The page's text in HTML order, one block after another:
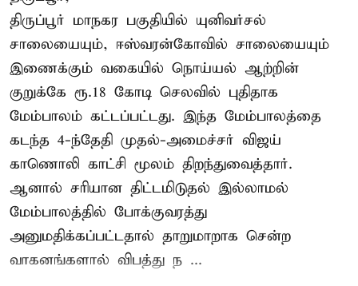
திருப்பூர் மாநகர பகுதியில் யுனிவர்சல்
சாலையையும், ஈஸ்வரன்கோவில் சாலையையும்
இணைக்கும் வகையில் நொய்யல் ஆற்றின்
குறுக்கே ரூ.18 கோடி செலவில் புதிதாக
மேம்பாலம் கட்டப்பட்டது. இந்த மேம்பாலத்தை
கடந்த 4-ந்தேதி முதல்-அமைச்சர் விஜய்
காணொலி காட்சி மூலம் திறந்துவைத்தார்.
ஆனால் சரியான திட்டமிடுதல் இல்லாமல்
மேம்பாலத்தில் போக்குவரத்து
அனுமதிக்கப்பட்டதால் தாறுமாறாக சென்ற
வாகனங்களால் விபத்து ந ...